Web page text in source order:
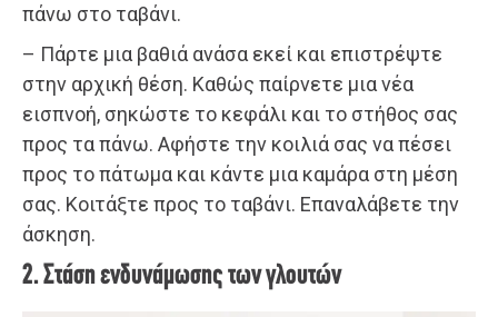
πάνω στο ταβάνι.
– Πάρτε μια βαθιά ανάσα εκεί και επιστρέψτε
στην αρχική θέση. Καθώς παίρνετε μια νέα
εισπνοή, σηκώστε το κεφάλι και το στήθος σας
προς τα πάνω. Αφήστε την κοιλιά σας να πέσει
προς το πάτωμα και κάντε μια καμάρα στη μέση
σας. Κοιτάξτε προς το ταβάνι. Επαναλάβετε την
άσκηση.
2. Στάση ενδυνάμωσης των γλουτών